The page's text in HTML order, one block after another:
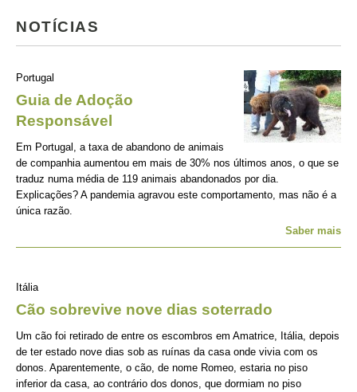
NOTÍCIAS
Portugal
Guia de Adoção
Responsável
Em Portugal, a taxa de abandono de animais
de companhia aumentou em mais de 30% nos últimos anos, o que se
traduz numa média de 119 animais abandonados por dia.
Explicações? A pandemia agravou este comportamento, mas não é a
única razão.
Saber mais
Itália
Cão sobrevive nove dias soterrado
Um cão foi retirado de entre os escombros em Amatrice, Itália, depois
de ter estado nove dias sob as ruínas da casa onde vivia com os
donos. Aparentemente, o cão, de nome Romeo, estaria no piso
inferior da casa, ao contrário dos donos, que dormiam no piso